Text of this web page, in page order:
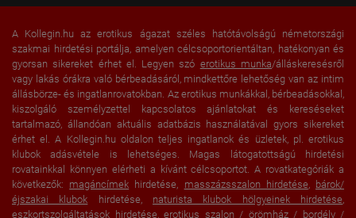
A Kollegin.hu az erotikus ágazat széles hatótávolságú németországi
szakmai hirdetési portálja, amelyen célcsoportorientáltan, hatékonyan és
gyorsan sikereket érhet el. Legyen szó erotikus munka/álláskeresésről
vagy lakás órákra való bérbeadásáról, mindkettőre lehetőség van az intim
állásbörze- és ingatlanrovatokban. Az erotikus munkákkal, bérbeadásokkal,
kiszolgáló személyzettel kapcsolatos ajánlatokat és kereséseket
tartalmazó, állandóan aktuális adatbázis használatával gyors sikereket
érhet el. A Kollegin.hu oldalon teljes ingatlanok és üzletek, pl. erotikus
klubok adásvétele is lehetséges. Magas látogatottságú hirdetési
rovatainkkal könnyen elérheti a kívánt célcsoportot. A rovatkategóriák a
következők: magáncímek hirdetése, masszázsszalon hirdetése, bárok/
éjszakai klubok hirdetése, naturista klubok hölgyeinek hirdetése,
eszkortszolgáltatások hirdetése, erotikus szalon / örömház / bordély/